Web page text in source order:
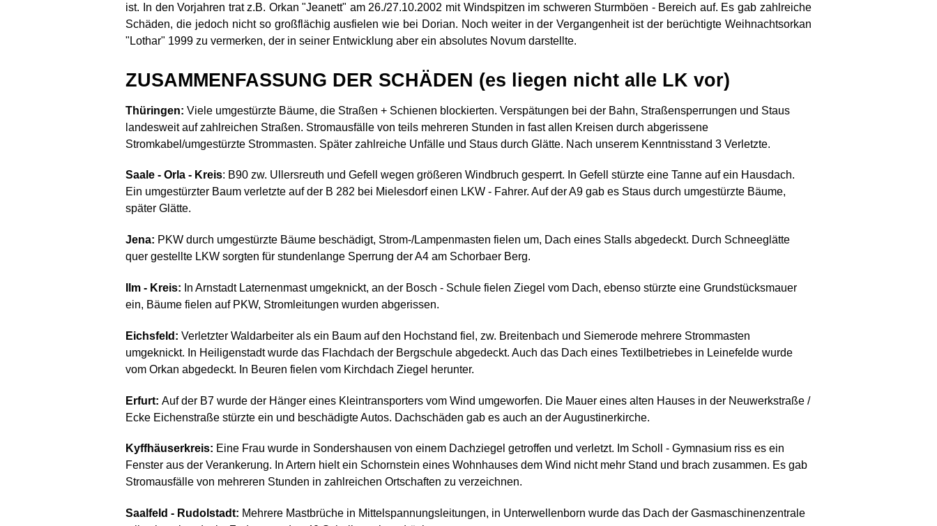
ist. In den Vorjahren trat z.B. Orkan "Jeanett" am 26./27.10.2002 mit Windspitzen im schweren Sturmböen - Bereich auf. Es gab zahlreiche
Schäden, die jedoch nicht so großflächig ausfielen wie bei Dorian. Noch weiter in der Vergangenheit ist der berüchtigte Weihnachtsorkan
"Lothar" 1999 zu vermerken, der in seiner Entwicklung aber ein absolutes Novum darstellte.
ZUSAMMENFASSUNG DER SCHÄDEN (es liegen nicht alle LK vor)
Thüringen: Viele umgestürzte Bäume, die Straßen + Schienen blockierten. Verspätungen bei der Bahn, Straßensperrungen und Staus
landesweit auf zahlreichen Straßen. Stromausfälle von teils mehreren Stunden in fast allen Kreisen durch abgerissene
Stromkabel/umgestürzte Strommasten. Später zahlreiche Unfälle und Staus durch Glätte. Nach unserem Kenntnisstand 3 Verletzte.
Saale - Orla - Kreis: B90 zw. Ullersreuth und Gefell wegen größeren Windbruch gesperrt. In Gefell stürzte eine Tanne auf ein Hausdach.
Ein umgestürzter Baum verletzte auf der B 282 bei Mielesdorf einen LKW - Fahrer. Auf der A9 gab es Staus durch umgestürzte Bäume,
später Glätte.
Jena: PKW durch umgestürzte Bäume beschädigt, Strom-/Lampenmasten fielen um, Dach eines Stalls abgedeckt. Durch Schneeglätte
quer gestellte LKW sorgten für stundenlange Sperrung der A4 am Schorbaer Berg.
Ilm - Kreis: In Arnstadt Laternenmast umgeknickt, an der Bosch - Schule fielen Ziegel vom Dach, ebenso stürzte eine Grundstücksmauer
ein, Bäume fielen auf PKW, Stromleitungen wurden abgerissen.
Eichsfeld : Verletzter Waldarbeiter als ein Baum auf den Hochstand fiel, zw. Breitenbach und Siemerode mehrere Strommasten
umgeknickt. In Heiligenstadt wurde das Flachdach der Bergschule abgedeckt. Auch das Dach eines Textilbetriebes in Leinefelde wurde
vom Orkan abgedeckt. In Beuren fielen vom Kirchdach Ziegel herunter.
Erfurt: Auf der B7 wurde der Hänger eines Kleintransporters vom Wind umgeworfen. Die Mauer eines alten Hauses in der Neuwerkstraße /
Ecke Eichenstraße stürzte ein und beschädigte Autos. Dachschäden gab es auch an der Augustinerkirche.
Kyffhäuserkreis: Eine Frau wurde in Sondershausen von einem Dachziegel getroffen und verletzt. Im Scholl - Gymnasium riss es ein
Fenster aus der Verankerung. In Artern hielt ein Schornstein eines Wohnhauses dem Wind nicht mehr Stand und brach zusammen. Es gab
Stromausfälle von mehreren Stunden in zahlreichen Ortschaften zu verzeichnen.
Saalfeld - Rudolstadt: Mehrere Mastbrüche in Mittelspannungsleitungen, in Unterwellenborn wurde das Dach der Gasmaschinenzentrale